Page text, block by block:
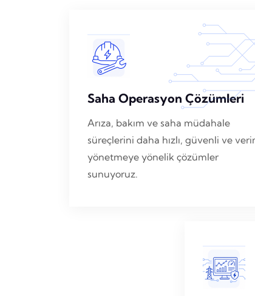
Saha Operasyon Çözümleri
Arıza, bakım ve saha müdahale
süreçlerini daha hızlı, güvenli ve
yönetmeye yönelik çözümler
sunuyoruz.